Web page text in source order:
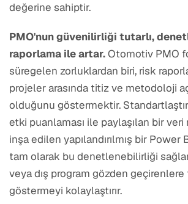
değerine sahiptir.
PMO'nun güvenilirliği tutarlı,
raporlama ile artar.Otomotiv PMO
süregelen zorluklardan biri, risk
projeler arasında titiz ve metodoloji
olduğunu göstermektir.
etki puanlaması ile paylaşılan bir
inşa edilen yapılandırılmış bir Power
tam olarak bu denetlenebilirliği
veya dış program gözden geçirenlere
göstermeyi kolaylaştırır.